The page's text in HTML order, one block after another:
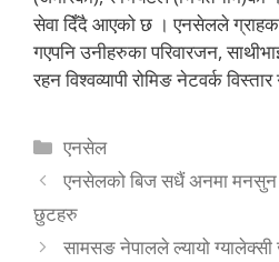
सेवा दिँदै आएको छ । एनसेलले
गएपनि उनीहरुका परिवारजन,
रहन विश्वव्यापी रोमिङ नेटवर्क
Categories
एनसेल
एनसेलको बिज सधैं अनमा
छुटहरु
सामसङ नेपालले ल्यायो